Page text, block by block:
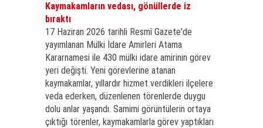
Kaymakamların vedası, gönüllerde iz
bıraktı
17 Haziran 2026 tarihli Resmî Gazete'de
yayımlanan Mülki İdare Amirleri Atama
Kararnamesi ile 430 mülki idare amirinin görev
yeri değişti. Yeni görevlerine atanan
kaymakamlar, yıllardır hizmet verdikleri ilçelere
veda ederken, düzenlenen törenlerde duygu
dolu anlar yaşandı. Samimi görüntülerin ortaya
çıktığı törenler, kaymakamlarla görev yaptıkları